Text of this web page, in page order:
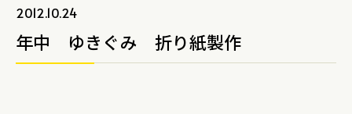
2012.10.24
年中 ゆきぐみ 折り紙製作